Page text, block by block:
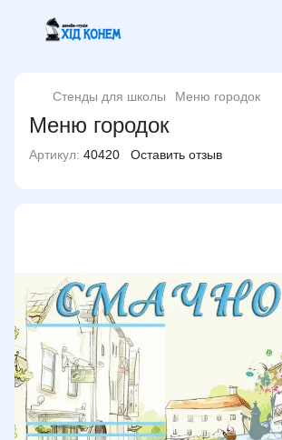
Стенды для школы Меню городок
Меню городок
Артикул: 40420 Оставить отзыв